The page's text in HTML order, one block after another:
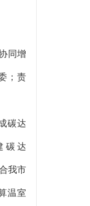
同增
；责
碳达
碳达
我市
温室